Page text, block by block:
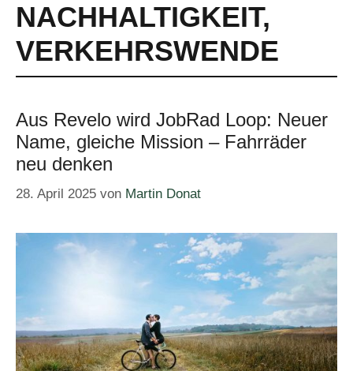
NACHHALTIGKEIT,
VERKEHRSWENDE
Aus Revelo wird JobRad Loop: Neuer
Name, gleiche Mission – Fahrräder
neu denken
28. April 2025 von Martin Donat